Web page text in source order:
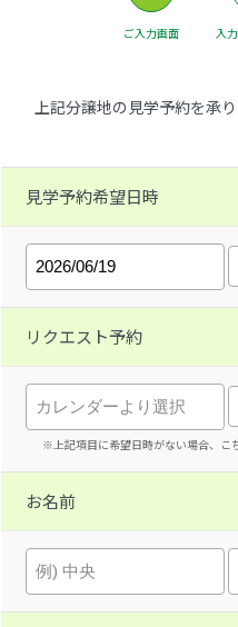
ご入力画面 入
上記分譲地の見学予約を承り
見学予約希望日時
リクエスト予約
※上記項目に希望日時がない場合、こ
お名前